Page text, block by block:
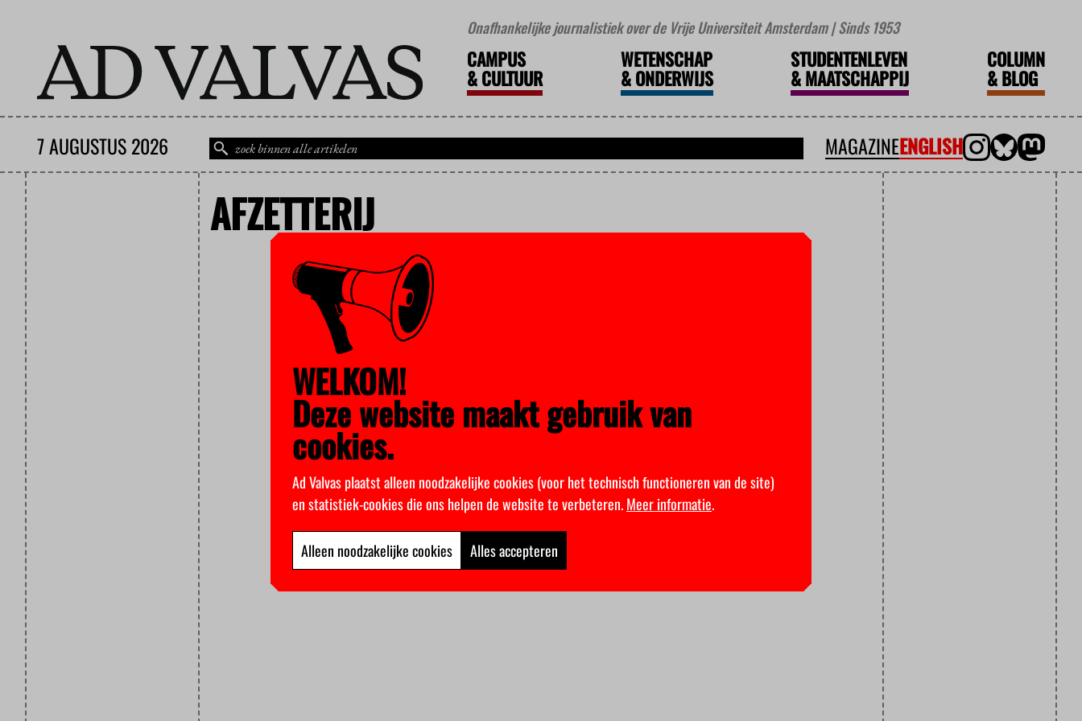
Onafhankelijke journalistiek over de Vrije Universiteit Amsterdam | Sinds 1953
CAMPUS
&CULTUUR
WETENSCHAP
&ONDERWIJS
STUDENTENLEVEN
&MAATSCHAPPIJ
COLUMN
&BLOG
7 AUGUSTUS 2026 MAGAZINEENGLISH
AFZETTERIJ
WELKOM!
Deze website maakt gebruik van
cookies.
Ad Valvas plaatst alleen noodzakelijke cookies (voor het technisch functioneren van de site)
en statistiek-cookies die ons helpen de website te verbeteren.Meer informatie.
Alleen noodzakelijke cookies Alles accepteren